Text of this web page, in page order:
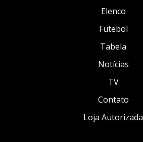
Elenco
Futebol
Tabela
Notícias
TV
Contato
Loja Autorizada